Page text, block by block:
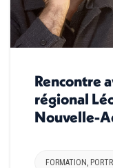
Rencontre
régional
Nouvelle-
FORMATION